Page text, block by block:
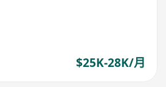
$25K-28K/月